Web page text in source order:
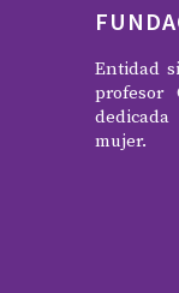
Entidad
profesor
mujer.